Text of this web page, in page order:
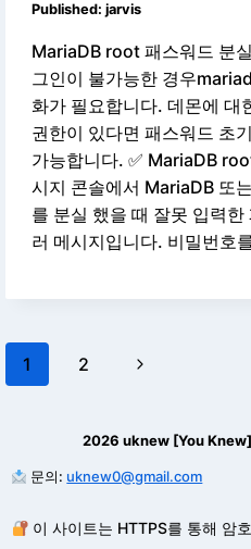
Published: jarvis
MariaDB root 패스워드 분
그인이 불가능한 경우
화가 필요합니다. 데몬에 대
권한이 있다면 패스워드 초
가능합니다. ✅ MariaDB
시지 콘솔에서 MariaDB 또
를 분실 했을 때 잘못 입력
러 메시지입니다. 비밀번호
Page
1 2
Next
2026 uknew [You
문의: uknew0@gmail.com
이 사이트는 HTTPS를 통해 암